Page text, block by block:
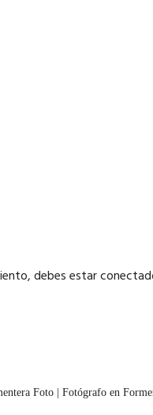
debes estar
Foto | Fotógrafo en